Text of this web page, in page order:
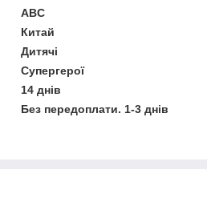
ABC
Китай
Дитячі
Супергерої
14 днів
Без передоплати. 1-3 днів